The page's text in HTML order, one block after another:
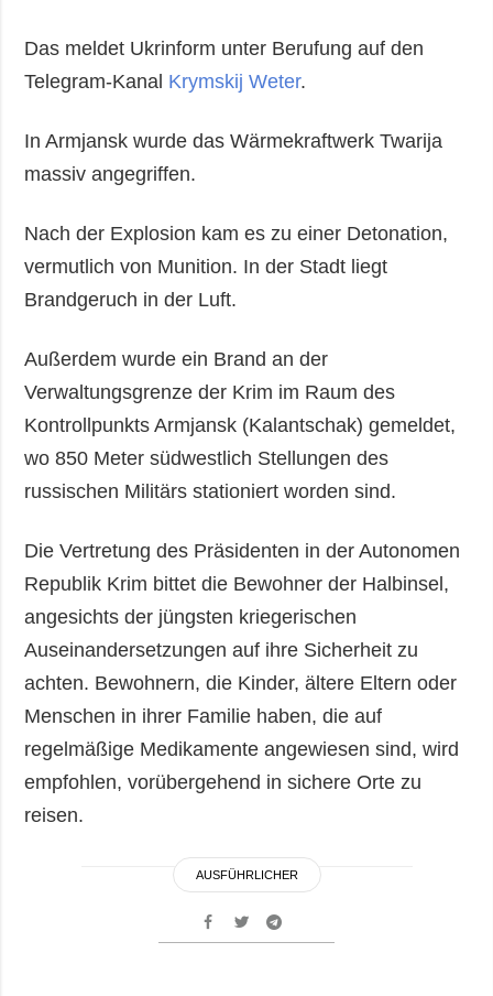
Das meldet Ukrinform unter Berufung auf den
Telegram-Kanal Krymskij Weter.
In Armjansk wurde das Wärmekraftwerk Twarija
massiv angegriffen.
Nach der Explosion kam es zu einer Detonation,
vermutlich von Munition. In der Stadt liegt
Brandgeruch in der Luft.
Außerdem wurde ein Brand an der
Verwaltungsgrenze der Krim im Raum des
Kontrollpunkts Armjansk (Kalantschak) gemeldet,
wo 850 Meter südwestlich Stellungen des
russischen Militärs stationiert worden sind.
Die Vertretung des Präsidenten in der Autonomen
Republik Krim bittet die Bewohner der Halbinsel,
angesichts der jüngsten kriegerischen
Auseinandersetzungen auf ihre Sicherheit zu
achten. Bewohnern, die Kinder, ältere Eltern oder
Menschen in ihrer Familie haben, die auf
regelmäßige Medikamente angewiesen sind, wird
empfohlen, vorübergehend in sichere Orte zu
reisen.
AUSFÜHRLICHER